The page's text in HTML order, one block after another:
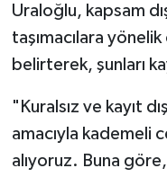
Uraloğlu, kapsam
taşımacılara
belirterek, şunları
"Kuralsız ve kayıt
amacıyla kademeli
alıyoruz. Buna